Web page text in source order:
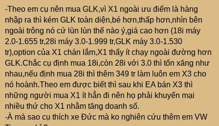
-Theo em cụ nên mua GLK,vì X1 ngoài ưu điểm là hàng
nhập ra thì kém GLK toàn diện,bé hơn,thấp hơn,nhìn bên
ngoài trông nó cứ lùn lùn thế nào ý,giá cao hơn (18i máy
2.0-1.655 tr,28i máy 3.0-1.999 tr,GLK máy 3.0-1.530
tr),option của X1 chán lắm,X1 thấy ít chạy ngoài đường hơn
GLK.Chắc cụ định mua 18i,còn 28i với 3.0 thì tốn xăng như
nhau,nếu định mua 28i thì thêm 349 tr làm luôn em X3 cho
nó hoành.Theo em được biết thì sau khi EA bán X3 thì
những người mua X1 ít hẳn đi nên họ phải khuyến mại
nhiều thứ cho X1 nhằm tăng doanh số.
-À mà sao cụ thích xe Đức mà ko nghiên cứu thêm em VW